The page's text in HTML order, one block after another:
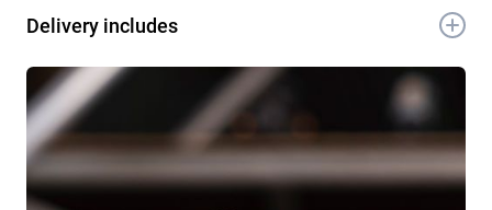
Delivery includes
1x 18V 4.0Ah Akku
1x Handbuch
1x Garantieschein